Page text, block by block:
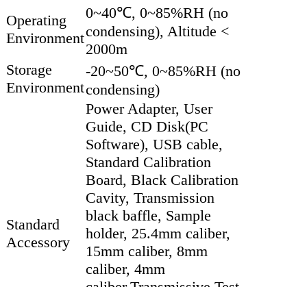
Operating
Environment
0~40℃, 0~85%RH (no
condensing), Altitude <
2000m
Storage
Environment
-20~50℃, 0~85%RH (no
condensing)
Standard
Accessory
Power Adapter, User
Guide, CD Disk(PC
Software), USB cable,
Standard Calibration
Board, Black Calibration
Cavity, Transmission
black baffle, Sample
holder, 25.4mm caliber,
15mm caliber, 8mm
caliber, 4mm